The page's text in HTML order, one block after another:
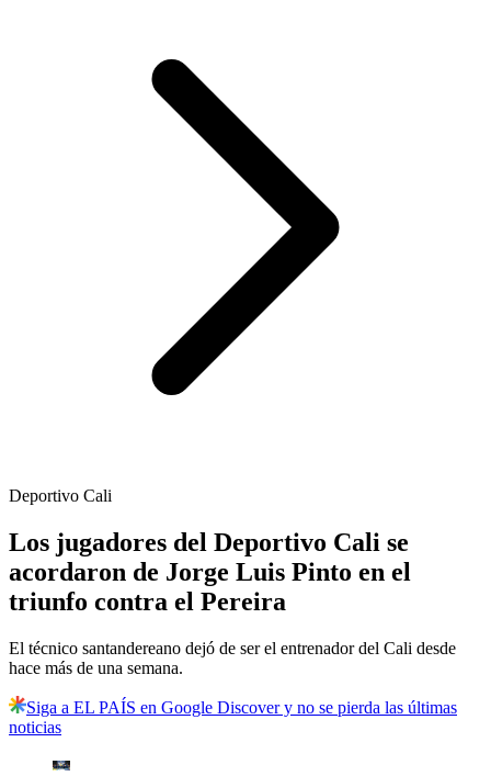
Deportivo Cali
Los jugadores del Deportivo Cali se
acordaron de Jorge Luis Pinto en el
triunfo contra el Pereira
El técnico santandereano dejó de ser el entrenador del Cali desde
hace más de una semana.
Siga a EL PAÍS en Google Discover y no se pierda las últimas
noticias